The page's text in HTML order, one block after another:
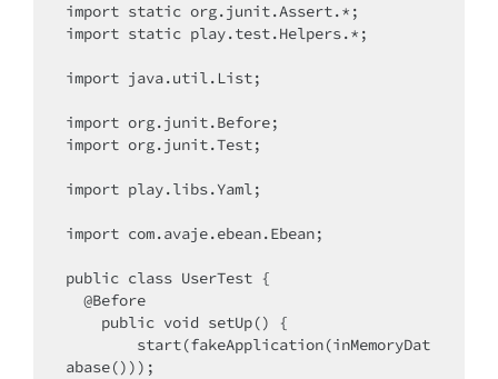
import static org.junit.Assert.*;
import static play.test.Helpers.*;
import java.util.List;
import org.junit.Before;
import org.junit.Test;
import play.libs.Yaml;
import com.avaje.ebean.Ebean;
public class UserTest {
abase()));